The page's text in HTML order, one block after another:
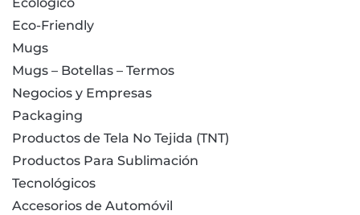
Eco-Friendly
Mugs
Mugs – Botellas – Termos
Negocios y Empresas
Packaging
Productos de Tela No Tejida (TNT)
Productos Para Sublimación
Tecnológicos
Accesorios de Automóvil